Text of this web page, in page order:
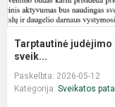
Tarptautinė
sveik...
Paskelbta: 2026-05-12
Kategorija: Sveikatos